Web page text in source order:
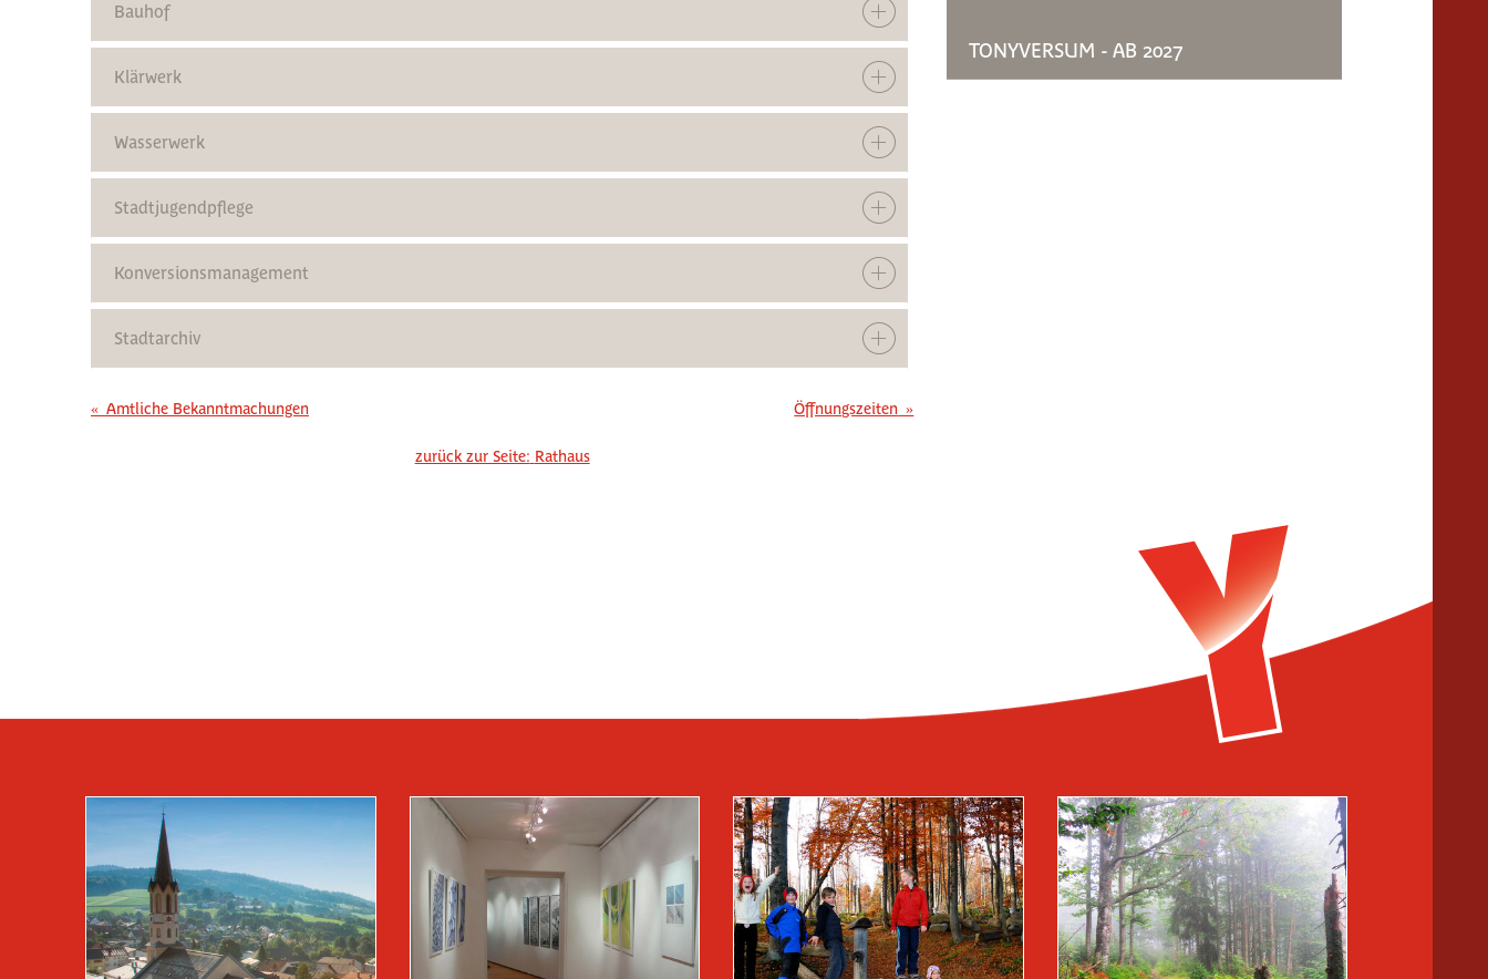
Bauhof
Klärwerk
Wasserwerk
Stadtjugendpflege
Konversionsmanagement
Stadtarchiv
« Amtliche Bekanntmachungen Öffnungszeiten »
zurück zur Seite: Rathaus
TONYVERSUM - AB 2027